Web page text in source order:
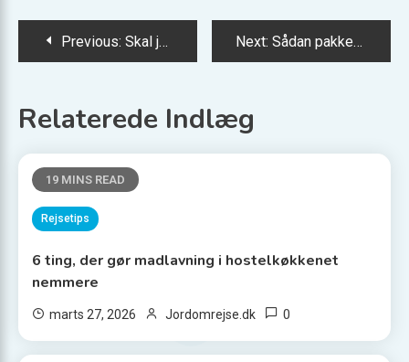
Indlægsnavigation
Previous: Skal jeg reservere plads i TGV med Interrail? Next: Sådan pakker du til vintervandring i Lapland
Relaterede Indlæg
19 MINS READ
Rejsetips
6 ting, der gør madlavning i hostelkøkkenet
nemmere
marts 27, 2026 Jordomrejse.dk 0